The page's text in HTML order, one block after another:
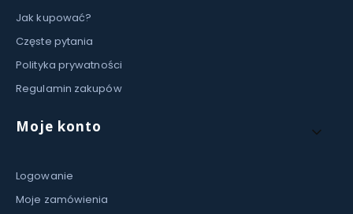
Jak kupować?
Częste pytania
Polityka prywatności
Regulamin zakupów
Moje konto
Logowanie
Moje zamówienia